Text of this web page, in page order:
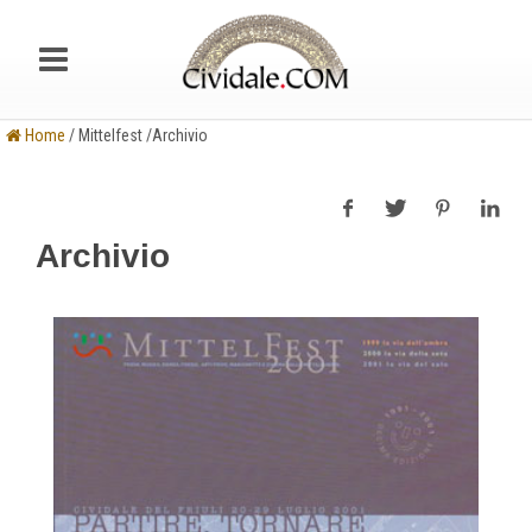
Home / Mittelfest /Archivio
Archivio